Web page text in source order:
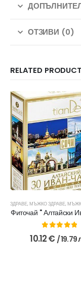
ОТЗИВИ (0)
RELATED
,ЧАЙОВЕ И ДОБАВКИ
ЗДРАВЕ,МЪЖКО ЗДРАВЕ,
Фиточай " Алтайски
0 out of 5
10.12€ / 19.79